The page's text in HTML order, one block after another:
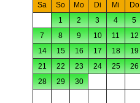
Sa So Mo Di Mi Do
1
2 3 4 5
7
8 9 10 11 12
14
15 16 17 18 19
21
22 23 24 25 26
28
29 30